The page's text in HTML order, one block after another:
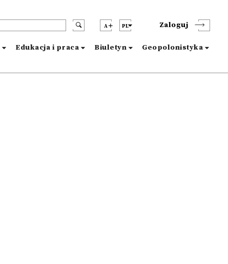
A PL Zaloguj
Edukacja i praca Biuletyn Geopolonistyka